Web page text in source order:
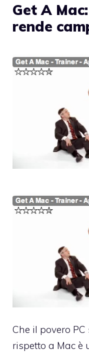
Get A
rende
Che il povero
rispetto a Mac è